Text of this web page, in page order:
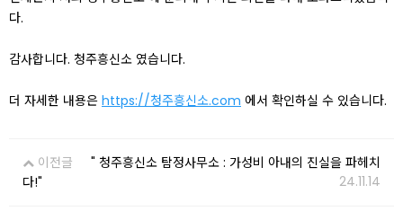
다.
감사합니다. 청주흥신소 였습니다.
더 자세한 내용은 https://청주흥신소.com 에서 확인하실 수 있습니다.
이전글
" 청주흥신소 탐정사무소 : 가성비 아내의 진실을 파헤치
다!"
24.11.14